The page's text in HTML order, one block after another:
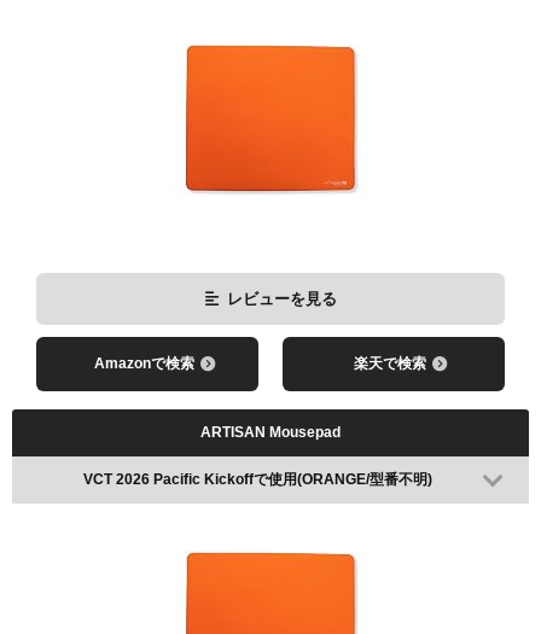
レビューを見る
Amazonで検索 楽天で検索
ARTISAN Mousepad
VCT 2026 Pacific Kickoffで使用(ORANGE/型番不明)